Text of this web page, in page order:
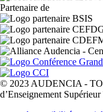
Partenaire de
© 2023 AUDENCIA -
d’Enseignement